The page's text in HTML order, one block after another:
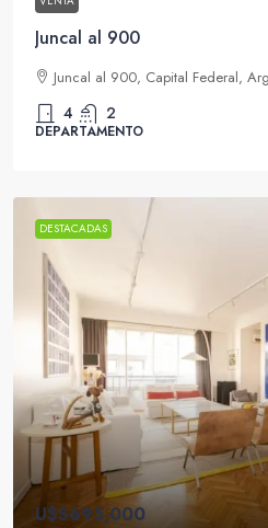
Juncal al 900
Juncal al 900, Capital Federal,
4 2
DEPARTAMENTO
DESTACADAS
U$S695,000